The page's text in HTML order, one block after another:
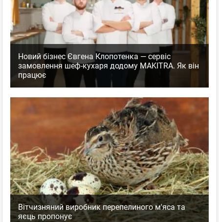
Новий бізнес Євгена Клопотенка — сервіс
замовлення шеф-кухаря додому MAKITRA. Як він
працює
Вітчизняний виробник перепелиного м'яса та
яєць пропонує